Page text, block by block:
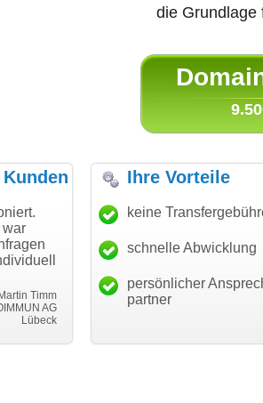
die
für den schnellen
und guten Service!"
Thomas Schäfer
i can eckert communication GmbH
"Ich bin
haben.
mein
Ihre Vorteile
keine
schnelle Abwicklung
persönlicher
partner